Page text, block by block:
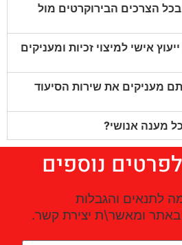
הצרכים הבירוקרטים מול
אישי למיצוי זכיות ומעניקים
מעניקים את שירות הסיעוד
מענה אנושי?
נוספים
לתנאים והגבלות
באתר ומאשר\ת יצירת קשר.